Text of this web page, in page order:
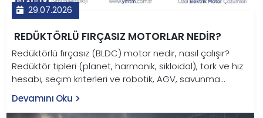
29.07.2026
REDÜKTÖRLÜ FIRÇASIZ MOTORLAR NEDIR?
Redüktörlü fırçasız (BLDC) motor nedir, nasıl çalışır?
Redüktör tipleri (planet, harmonik, sikloidal), tork ve hız
hesabı, seçim kriterleri ve robotik, AGV, savunma
uygulamaları bu rehberde.
Devamını Oku